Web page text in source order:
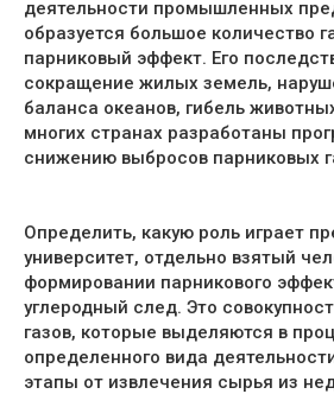
деятельности промышленных
образуется большое количество
парниковый эффект. Его
сокращение жилых земель,
баланса океанов, гибель
многих странах разработаны
снижению выбросов парниковых
Определить, какую роль играет
университет, отдельно взятый
формировании парникового
углеродный след. Это
газов, которые выделяются в
определенного вида
этапы от извлечения сырья из